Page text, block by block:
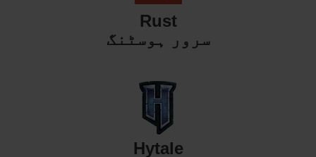
Rust
سرور ہوسٹنگ
Hytale